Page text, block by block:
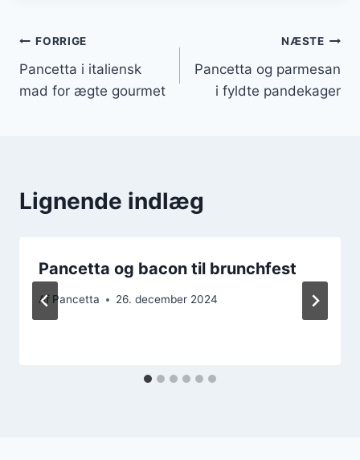
Indlægsnavigation
FORRIGE
Pancetta i italiensk
mad for ægte gourmet
NÆSTE
Pancetta og parmesan
i fyldte pandekager
Lignende indlæg
Pancetta og bacon til brunchfest
Af Pancetta 26. december 2024